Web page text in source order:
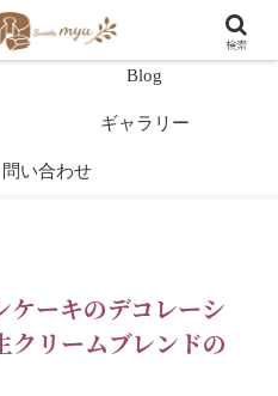
教室案内
Blog
ギャラリー
い合わせ
ケーキのデコレーシ
クリームブレンドの
検索